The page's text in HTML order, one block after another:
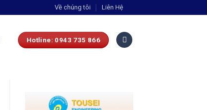
Về chúng tôi Liên Hệ
Hotline: 0943 735 866